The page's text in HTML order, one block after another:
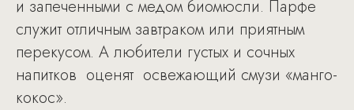
и запеченными с медом биомюсли. Парфе
служит отличным завтраком или приятным
перекусом. А любители густых и сочных
напитков оценят освежающий смузи «манго-
кокос».